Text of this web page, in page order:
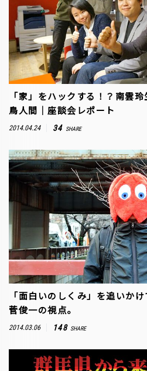
「家」をハックする！？南雲
鳥人間｜座談会レポート
2014.04.24 34 SHARE
「面白いのしくみ」を追いか
菅俊一の視点。
2014.03.06 148 SHARE